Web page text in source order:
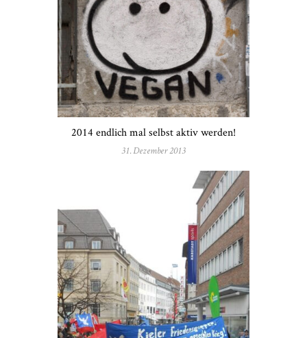
2014 endlich mal selbst aktiv werden!
31. Dezember 2013